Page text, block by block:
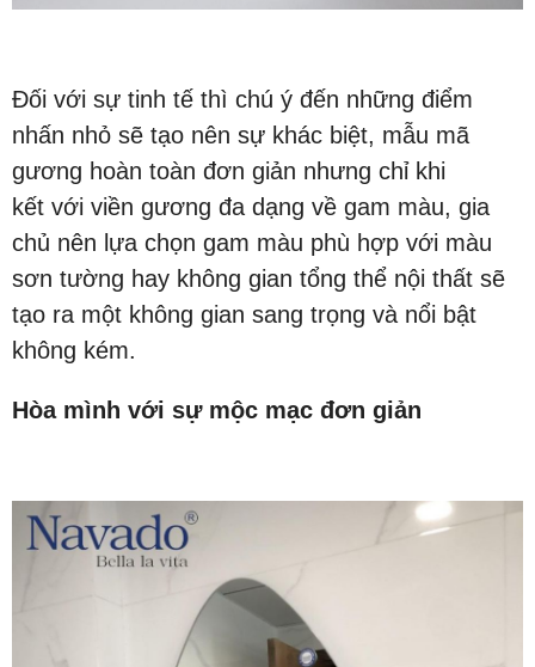
Đối với sự tinh tế thì chú ý đến những điểm
nhấn nhỏ sẽ tạo nên sự khác biệt, mẫu mã
gương hoàn toàn đơn giản nhưng chỉ khi
kết với viền gương đa dạng về gam màu, gia
chủ nên lựa chọn gam màu phù hợp với màu
sơn tường hay không gian tổng thể nội thất sẽ
tạo ra một không gian sang trọng và nổi bật
không kém.
Hòa mình với sự mộc mạc đơn giản